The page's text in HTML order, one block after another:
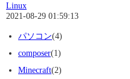
Linux
2021-08-29 01:59:13
パソコン(4)
composer(1)
Minecraft(2)